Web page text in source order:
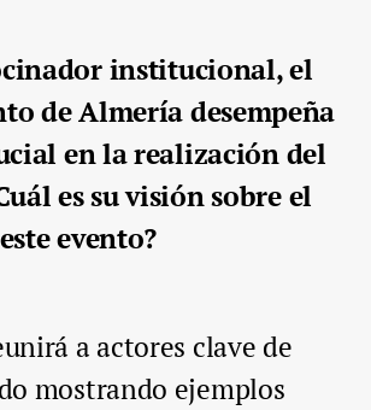
institucional, el
de Almería desempeña
en la realización del
es su visión sobre el
evento?
a actores clave de
mostrando ejemplos